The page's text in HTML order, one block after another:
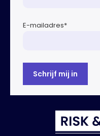
E-mailadres*